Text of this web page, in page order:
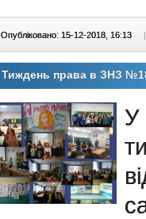
Опубліковано: 15-12-2018, 16:13 |
Тиждень права в ЗНЗ
У